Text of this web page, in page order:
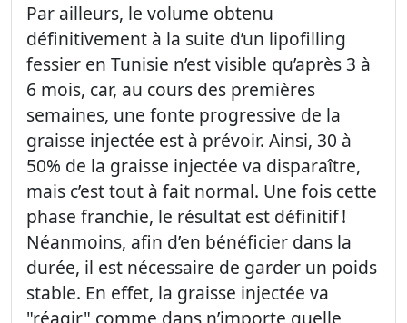
Par ailleurs, le volume obtenu
définitivement à la suite d’un lipofilling
fessier en Tunisie n’est visible qu’après 3 à
6 mois, car, au cours des premières
semaines, une fonte progressive de la
graisse injectée est à prévoir. Ainsi, 30 à
50% de la graisse injectée va disparaître,
mais c’est tout à fait normal. Une fois cette
phase franchie, le résultat est définitif !
Néanmoins, afin d’en bénéficier dans la
durée, il est nécessaire de garder un poids
stable. En effet, la graisse injectée va